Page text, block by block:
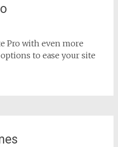
Pro with even more
to ease your site